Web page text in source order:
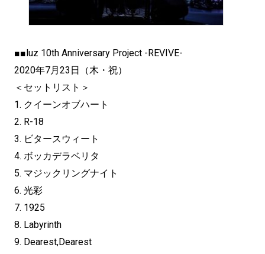
■■luz 10th Anniversary Project -REVIVE-
2020年7月23日（木・祝）
＜セットリスト＞
1. クイーンオブハート
2. R-18
3. ビタースウィート
4. ボッカデラベリタ
5. マジックリングナイト
6. 光彩
7. 1925
8. Labyrinth
9. Dearest,Dearest